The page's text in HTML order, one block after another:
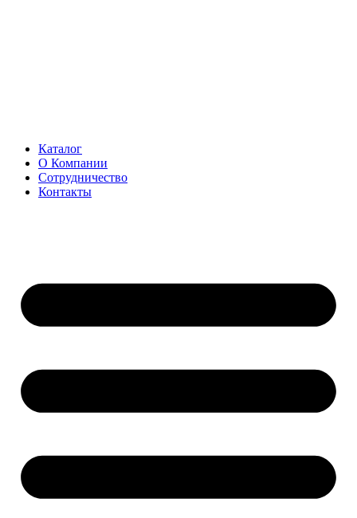
Каталог
О Компании
Сотрудничество
Контакты